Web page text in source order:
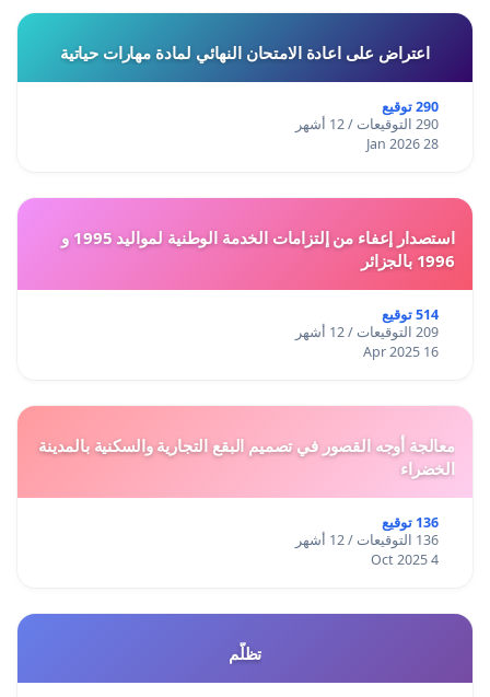
اعتراض على اعادة الامتحان النهائي لمادة مهارات حياتية
290 توقيع
290 التوقيعات / 12 أشهر
28 Jan 2026
استصدار إعفاء من إلتزامات الخدمة الوطنية لمواليد 1995 و
1996 بالجزائر
514 توقيع
209 التوقيعات / 12 أشهر
16 Apr 2025
معالجة أوجه القصور في تصميم البقع التجارية والسكنية بالمدينة
الخضراء
136 توقيع
136 التوقيعات / 12 أشهر
4 Oct 2025
تظلّم